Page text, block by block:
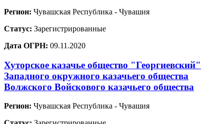
Регион: Чувашская Республика - Чувашия
Статус: Зарегистрированные
Дата ОГРН: 09.11.2020
Хуторское казачье общество "Георгиевский"
Западного окружного казачьего общества
Волжского Войскового казачьего общества
Регион: Чувашская Республика - Чувашия